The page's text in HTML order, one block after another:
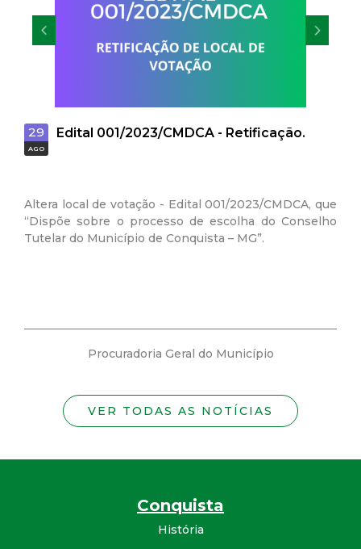
G
29
AGO
Edital 001/2023/CMDCA - Retificação.
Altera local de votação - Edital 001/2023/CMDCA, que
“Dispõe sobre o processo de escolha do Conselho
Tutelar do Município de Conquista – MG”.
Procuradoria Geral do Município
VER TODAS AS NOTÍCIAS
Conquista
História